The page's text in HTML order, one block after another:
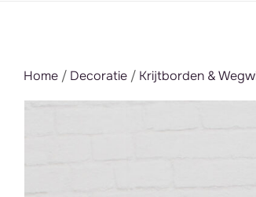
Home / Decoratie / Krijtborden &